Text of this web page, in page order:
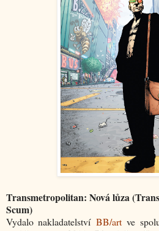
Transmetropolitan: Nová lůza
Scum)
Vydalo nakladatelství BB/artve